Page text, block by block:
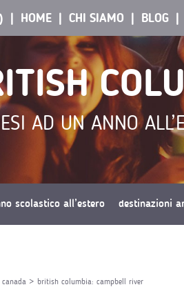
BLOG
CHI SIAMO
HOME
AD UN ANNO
scolastico all’estero destinazioni
canada > british columbia: campbell river